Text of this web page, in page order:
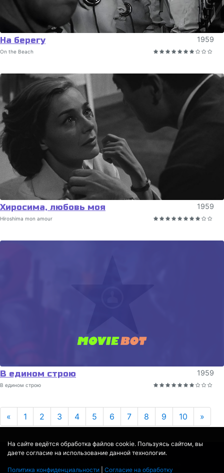
На сайте ведётся обработка файлов cookie. Пользуясь сайтом, вы
даете согласие на использование данной технологии.
Политика конфиденциальности Согласие на обработку
На берегу 1959
On the Beach
Хиросима, любовь моя 1959
Hiroshima mon amour
В едином строю 1959
В едином строю
« Previous
1 2 3 4 5 6 7 8 9 10 »
© 2017 - 2026MOVIEBOT.RU
ДАННЫЕ ПРЕДОСТАВЛЕНЫ: